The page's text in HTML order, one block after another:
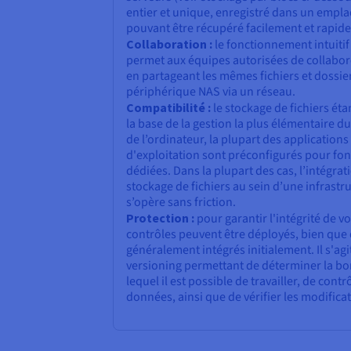
entier et unique, enregistré dans un
pouvant être récupéré facilement et
Collaboration : le fonctionnement
permet aux équipes autorisées de
en partageant les mêmes fichiers et
périphérique NAS via un réseau.
Compatibilité : le stockage de fichiers
la base de la gestion la plus élémentaire
de l’ordinateur, la plupart des applications
d'exploitation sont préconfigurés pour
dédiées. Dans la plupart des cas,
stockage de fichiers au sein d’une
s’opère sans friction.
Protection : pour garantir l'intégrité de
contrôles peuvent être déployés, bien
généralement intégrés initialement. Il
versioning permettant de déterminer la
lequel il est possible de travailler, de
données, ainsi que de vérifier les